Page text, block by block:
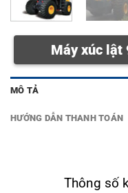
Máy xúc lật
MÔ TẢ
HƯỚNG DẪN THANH TOÁN
Thông số